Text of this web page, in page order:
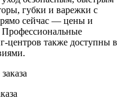
губки и варежки с
сейчас — цены и
центров также доступны в